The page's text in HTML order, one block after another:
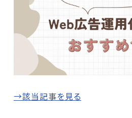
→該当記事を見る